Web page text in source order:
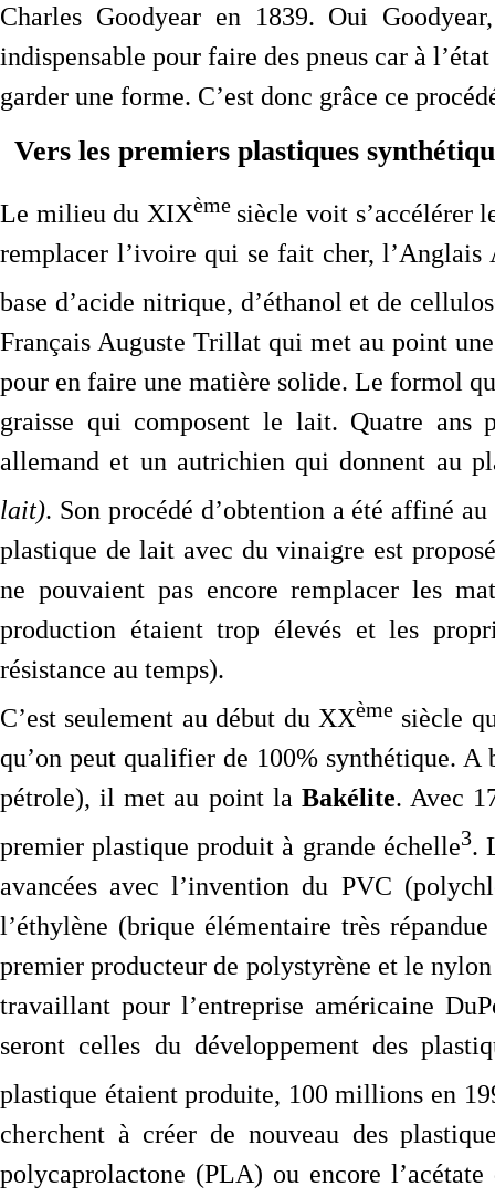
Charles Goodyear en 1839. Oui
indispensable pour faire des pneus car à
garder une forme. C’est donc grâce ce
Vers les premiers plastiques
Le milieu du XIXème siècle voit s’accélérer
remplacer l’ivoire qui se fait cher,
base d’acide nitrique, d’éthanol et de
Français Auguste Trillat qui met au point
pour en faire une matière solide. Le formol
graisse qui composent le lait. Quatre
allemand et un autrichien qui donnent au
lait). Son procédé d’obtention a été affiné
plastique de lait avec du vinaigre est
ne pouvaient pas encore remplacer les
production étaient trop élevés et les
résistance au temps).
C’est seulement au début du XXème siècle
qu’on peut qualifier de 100% synthétique. A
pétrole), il met au point la Bakélite. Avec
premier plastique produit à grande échelle3.
avancées avec l’invention du PVC
l’éthylène (brique élémentaire très
premier producteur de polystyrène et le
travaillant pour l’entreprise américaine
seront celles du développement des
plastique étaient produite, 100 millions en
cherchent à créer de nouveau des
polycaprolactone (PLA) ou encore